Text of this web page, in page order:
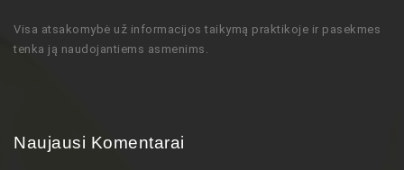
Visa atsakomybė už informacijos taikymą praktikoje ir pasekmes
tenka ją naudojantiems asmenims.
Naujausi Komentarai